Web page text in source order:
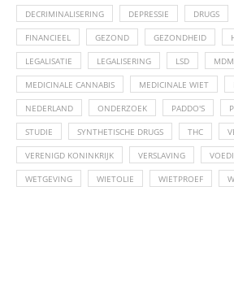
DECRIMINALISERING DEPRESSIE DRUGS
FINANCIEEL GEZOND GEZONDHEID
LEGALISATIE LEGALISERING LSD
MEDICINALE CANNABIS MEDICINALE WIET
NEDERLAND ONDERZOEK PADDO'S
STUDIE SYNTHETISCHE DRUGS THC
VERENIGD KONINKRIJK VERSLAVING
WETGEVING WIETOLIE WIETPROEF